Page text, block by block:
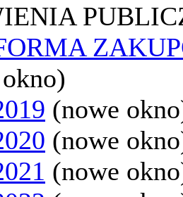
(nowe
(nowe
(nowe